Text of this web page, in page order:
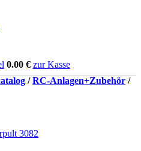
0.00€ zur Kasse
/RC-Anlagen+Zubehör /